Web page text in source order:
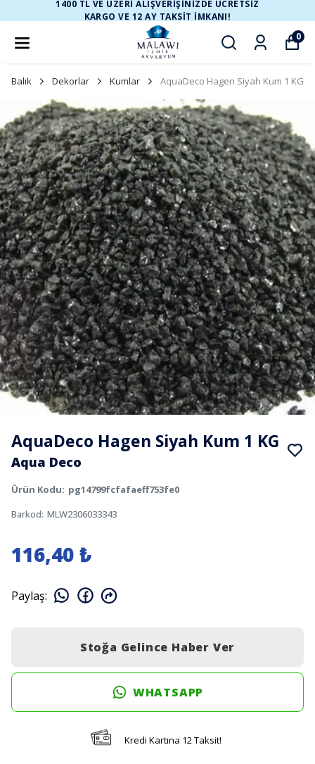
1400 TL VE ÜZERİ ALIŞVERİŞİNİZDE ÜCRETSİZ
KARGO VE 12 AY TAKSİT İMKANI!
0
Balık Dekorlar Kumlar AquaDeco Hagen Siyah Kum 1 KG
AquaDeco Hagen Siyah Kum 1 KG
Aqua Deco
Ürün Kodu: pg14799fcfafaeff753fe0
Barkod: MLW2306033343
116,40 ₺
Paylaş:
Stoğa Gelince Haber Ver
WHATSAPP
Kredi Kartına 12 Taksit!